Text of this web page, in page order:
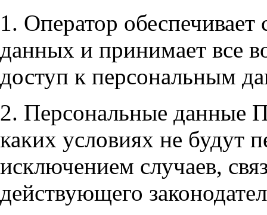
1. Оператор
данных и принимает все
доступ к персональным
2. Персональные данные
каких условиях не будут
исключением случаев,
действующего